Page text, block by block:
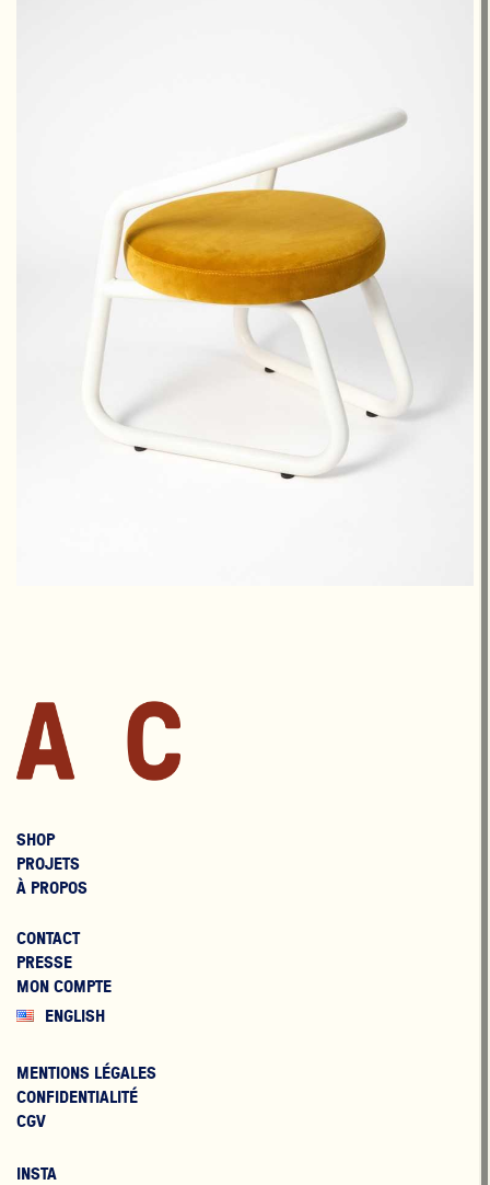
SHOP
PROJETS
À PROPOS
CONTACT
PRESSE
MON COMPTE
ENGLISH
MENTIONS LÉGALES
CONFIDENTIALITÉ
CGV
INSTA